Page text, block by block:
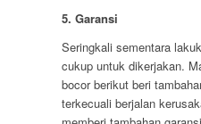
5. Garansi
Seringkali sementara
cukup untuk dikerjakan.
bocor berikut beri
terkecuali berjalan